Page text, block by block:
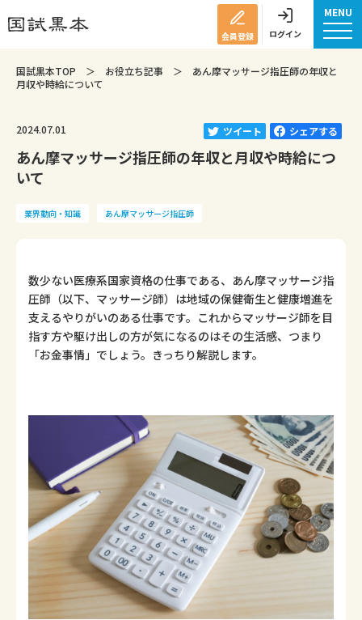
会員登録 ログイン
MENU
国試黒本TOP ＞ お役立ち記事 ＞
あん摩マッサージ指圧師の年収と
月収や時給について
2024.07.01 ツイート シェアする
あん摩マッサージ指圧師の年収と月収や時給につ
いて
業界動向・知識 あん摩マッサージ指圧師
数少ない医療系国家資格の仕事である、あん摩マッサージ指
圧師（以下、マッサージ師）は地域の保健衛生と健康増進を
支えるやりがいのある仕事です。これからマッサージ師を目
指す方や駆け出しの方が気になるのはその生活感、つまり
「お金事情」でしょう。きっちり解説します。